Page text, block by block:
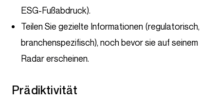
ESG-Fußabdruck).
Teilen Sie gezielte Informationen (regulatorisch,
branchenspezifisch), noch bevor sie auf seinem
Radar erscheinen.
Prädiktivität